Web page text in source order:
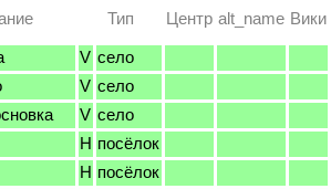
Тип Центр alt_name Вики
V село
V село
V село
H посёлок
H посёлок